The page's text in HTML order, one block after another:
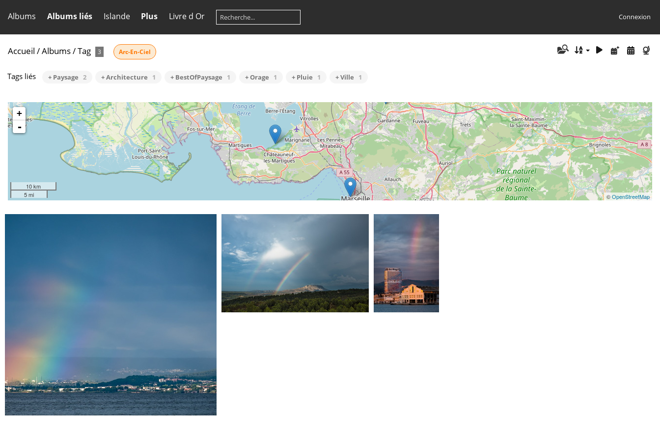
Albums Albums liés Islande Plus Livre d Or Connexion
Accueil /Albums/Tag 3 Arc-En-Ciel
Tags liés + Paysage 2 + Architecture 1 + BestOfPaysage 1 + Orage 1 + Pluie 1 + Ville 1
+
-
10 km
5 mi
©OpenStreetMap